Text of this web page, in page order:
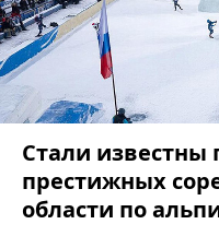
Стали известны
престижных
области по